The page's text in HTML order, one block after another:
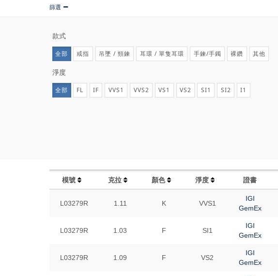
篩選
款式
全部 戒指 吊墜 / 頸鍊 耳環 / 單隻耳環 手鍊/手鐲 裸鑽 其他
淨度
全部 FL IF VVS1 VVS2 VS1 VS2 SI1 SI2 I1
模號 克拉 顏色 淨度 證書
L03279R 1.11 K VVS1
IGI
GemEx
L03279R 1.03 F SI1
IGI
GemEx
L03279R 1.09 F VS2
IGI
GemEx